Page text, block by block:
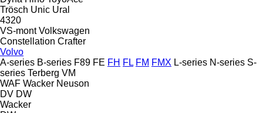
Trösch Unic Ural
4320
VS-mont Volkswagen
Constellation Crafter
Volvo
A-series B-series F89 FE FH FL FM FMX L-series N-series S-
series Terberg VM
WAF Wacker Neuson
DV DW
Wacker